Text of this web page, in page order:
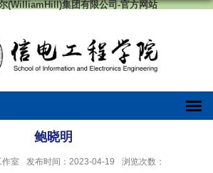
(WilliamHill)集团有限公司-官方网站
鲍晓明
室 发布时间：2023-04-19 浏览次数：